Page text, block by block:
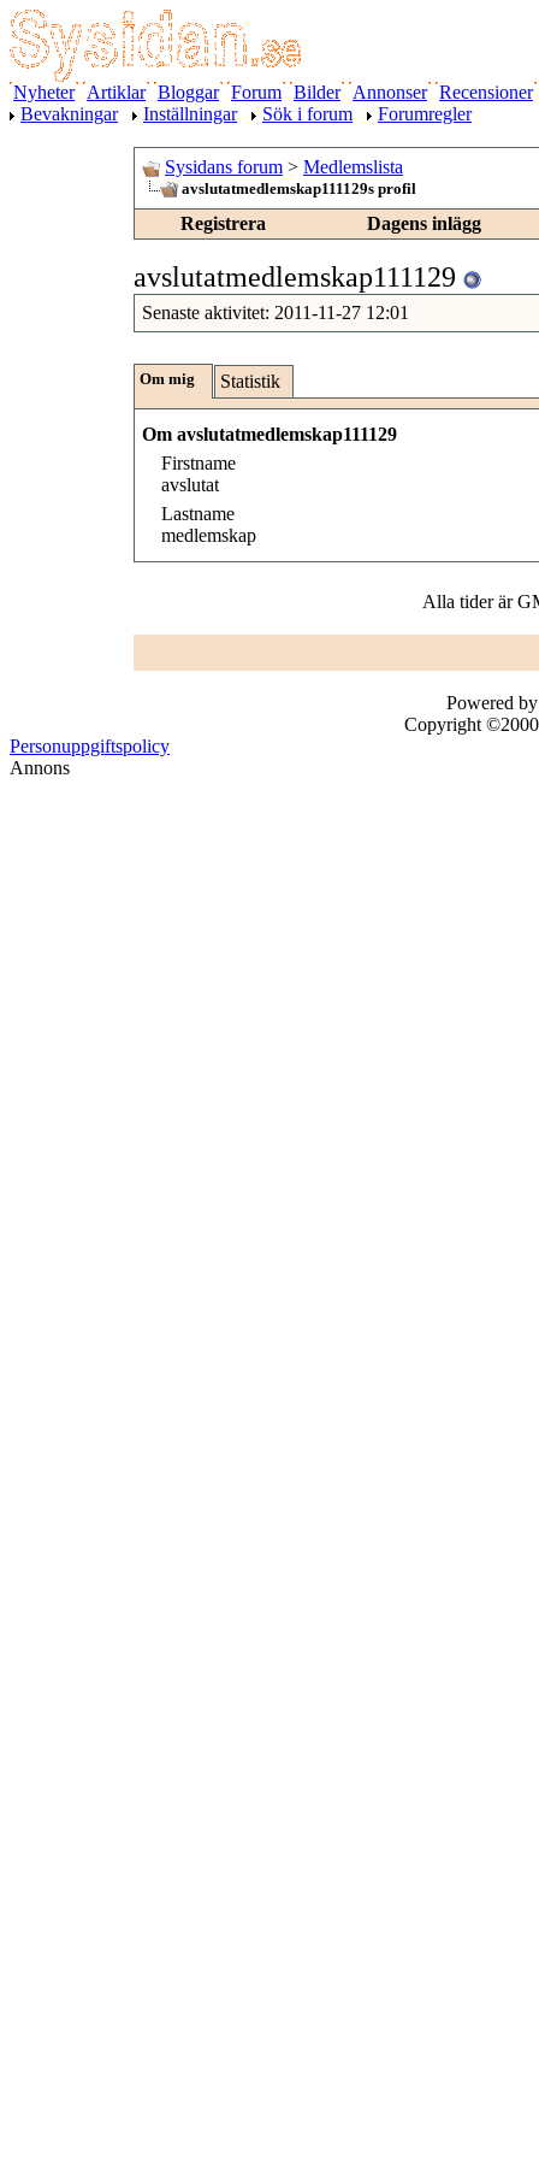
Nyheter Artiklar Bloggar Forum Bilder Annonser Recensioner
Bevakningar
Inställningar Sök i forum Forumregler
Sysidans forum > Medlemslista
avslutatmedlemskap111129s profil
Registrera Dagens inlägg
avslutatmedlemskap111129
Senaste aktivitet: 2011-11-27 12:01
Om mig Statistik
Om avslutatmedlemskap111129
Firstname
avslutat
Lastname
medlemskap
Alla tider är
Powered
Copyright ©2000
Personuppgiftspolicy
Annons